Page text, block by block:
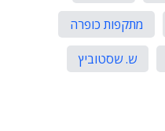
מתקפות כופרה
ש. שסטוביץ